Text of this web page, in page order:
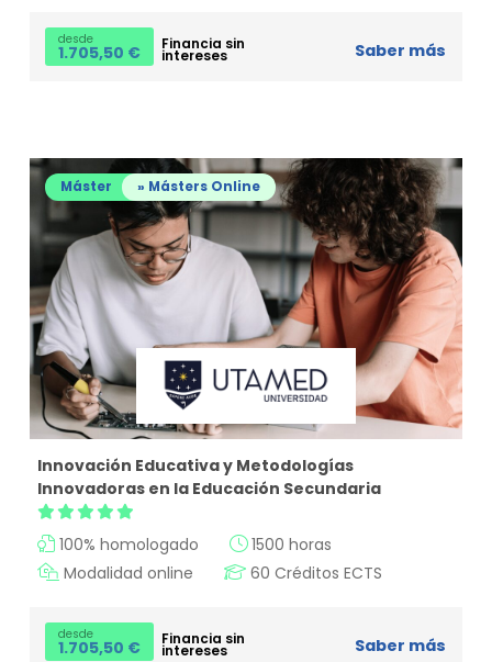
desde
1.705,50 € Financia sin
intereses Saber más
Máster » Másters Online
Innovación Educativa y Metodologías
Innovadoras en la Educación Secundaria
100% homologado
1500 horas
Modalidad online
60 Créditos ECTS
desde
1.705,50 € Financia sin
intereses Saber más